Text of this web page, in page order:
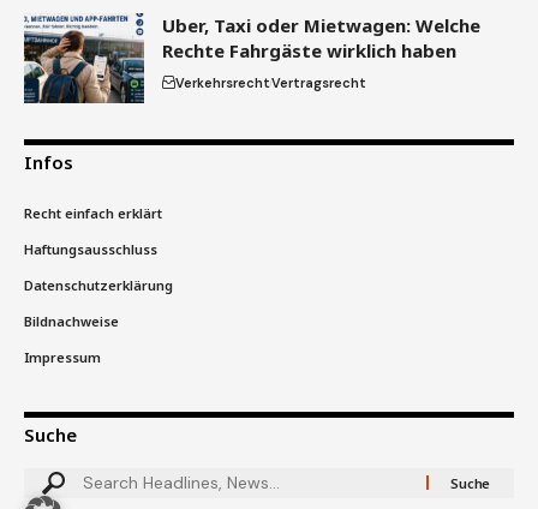
Uber, Taxi oder Mietwagen: Welche
Rechte Fahrgäste wirklich haben
VerkehrsrechtVertragsrecht
Infos
Recht einfach erklärt
Haftungsausschluss
Datenschutzerklärung
Bildnachweise
Impressum
Suche